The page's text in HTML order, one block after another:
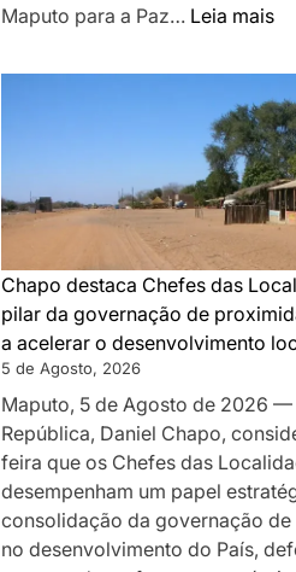
Maputo para a Paz… Leia mais:
A
AS
Chapo destaca Chefes das
pilar da governação de
a acelerar o desenvolvimento
5 de Agosto, 2026
Maputo, 5 de Agosto de 2026 —
República, Daniel Chapo,
feira que os Chefes das
desempenham um papel
consolidação da governação
no desenvolvimento do País,